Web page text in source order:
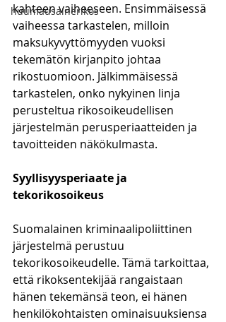
huumausainerikos
kahteen vaiheeseen. Ensimmäisessä
vaiheessa tarkastelen, milloin
maksukyvyttömyyden vuoksi
tekemätön kirjanpito johtaa
rikostuomioon. Jälkimmäisessä
tarkastelen, onko nykyinen linja
perusteltua rikosoikeudellisen
järjestelmän perusperiaatteiden ja
tavoitteiden näkökulmasta.
Syyllisyysperiaate ja
tekorikosoikeus
Suomalainen kriminaalipoliittinen
järjestelmä perustuu
tekorikosoikeudelle. Tämä tarkoittaa,
että rikoksentekijää rangaistaan
hänen tekemänsä teon, ei hänen
henkilökohtaisten ominaisuuksiensa